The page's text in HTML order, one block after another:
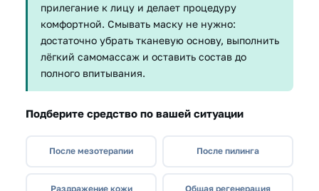
прилегание к лицу и делает процедуру
комфортной. Смывать маску не нужно:
достаточно убрать тканевую основу, выполнить
лёгкий самомассаж и оставить состав до
полного впитывания.
Подберите средство по вашей ситуации
После мезотерапии После пилинга
Раздражение кожи Общая регенерация